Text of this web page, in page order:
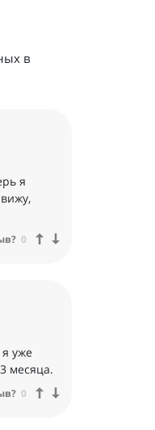
в
я
0
уже
месяца.
0